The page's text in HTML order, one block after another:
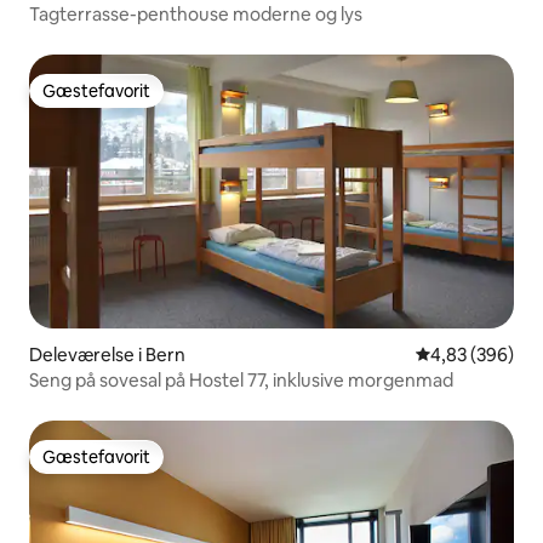
Tagterrasse-penthouse moderne og lys
Gæstefavorit
Gæstefavorit
Deleværelse i Bern 4,83 ud af 5 i
4,83 (396)
Seng på sovesal på Hostel 77, inklusive morgenmad
Gæstefavorit
Gæstefavorit